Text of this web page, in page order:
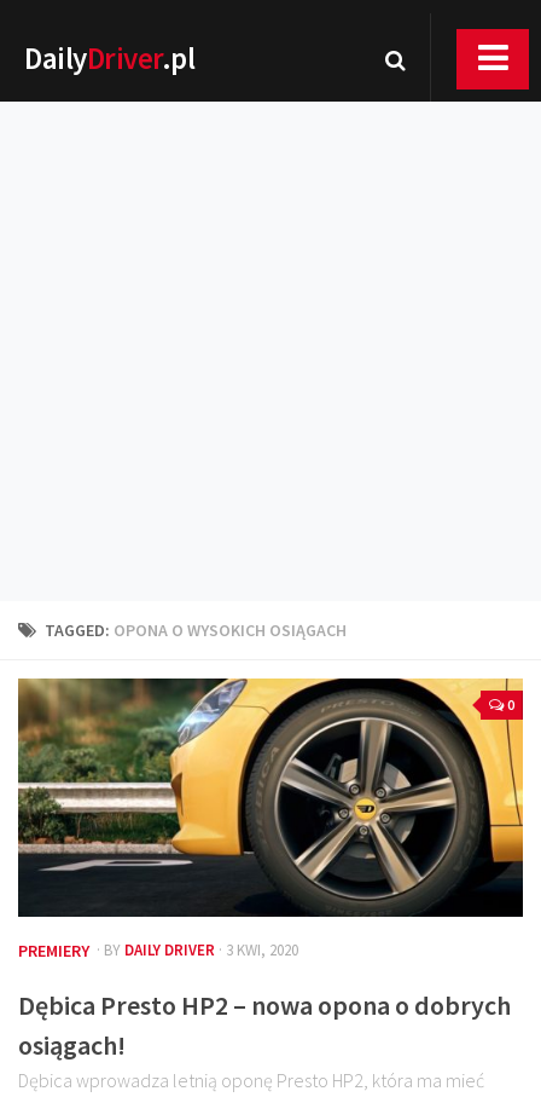
DailyDriver.pl
Technika jazdy
Kalkulatory
Przelicznik mocy
Auto z niemiec
Galerie
TAGGED: OPONA O WYSOKICH OSIĄGACH
0
PREMIERY · BY DAILY DRIVER · 3 KWI, 2020
Dębica Presto HP2 – nowa opona o dobrych
osiągach!
Dębica wprowadza letnią oponę Presto HP2, która ma mieć